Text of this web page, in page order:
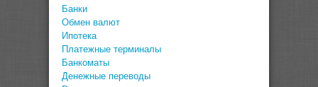
Банки
Обмен валют
Ипотека
Платежные терминалы
Банкоматы
Денежные переводы